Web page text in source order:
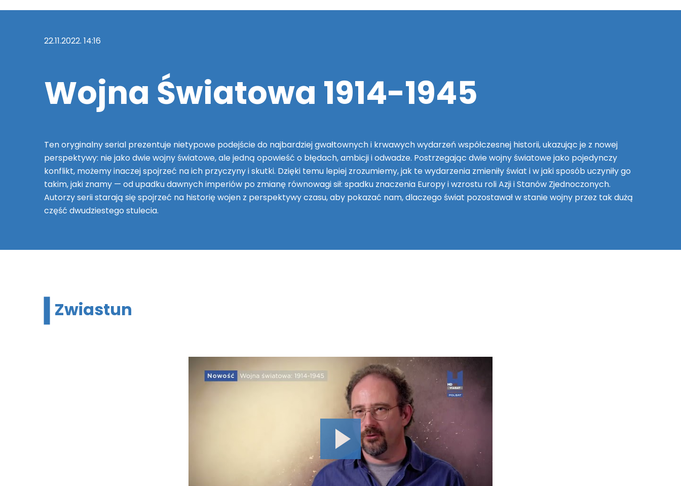
22.11.2022. 14:16
Wojna Światowa 1914-1945
Ten oryginalny serial prezentuje nietypowe podejście do najbardziej gwałtownych i krwawych wydarzeń współczesnej historii, ukazując je z nowej
perspektywy: nie jako dwie wojny światowe, ale jedną opowieść o błędach, ambicji i odwadze. Postrzegając dwie wojny światowe jako pojedynczy
konflikt, możemy inaczej spojrzeć na ich przyczyny i skutki. Dzięki temu lepiej zrozumiemy, jak te wydarzenia zmieniły świat i w jaki sposób uczyniły go
takim, jaki znamy — od upadku dawnych imperiów po zmianę równowagi sił: spadku znaczenia Europy i wzrostu roli Azji i Stanów Zjednoczonych.
Autorzy serii starają się spojrzeć na historię wojen z perspektywy czasu, aby pokazać nam, dlaczego świat pozostawał w stanie wojny przez tak dużą
część dwudziestego stulecia.
Zwiastun